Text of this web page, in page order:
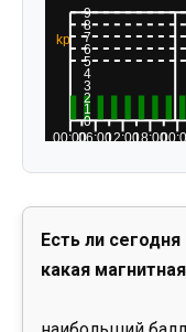
Есть ли
какая